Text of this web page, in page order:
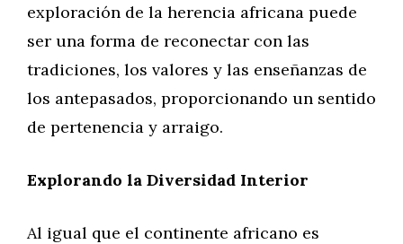
exploración de la herencia africana puede
ser una forma de reconectar con las
tradiciones, los valores y las enseñanzas de
los antepasados, proporcionando un sentido
de pertenencia y arraigo.
Explorando la Diversidad Interior
Al igual que el continente africano es